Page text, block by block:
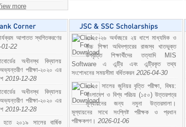
more
আপাতত স্থগিতকরণের
01-22
অধীনস্থ বিদ্যালয়
পরীক্ষা-২০২০ এর
2019-12-28
অধীনস্থ বিদ্যালয়
পরীক্ষা-২০২০ এর
2019-12-28
২০১৯ সালের বার্ষিক
২০২৫-২৬ অর্থবছরে ২য় ধাপে মাধ্যমিক ও
উচ্চ শিক্ষা অধিদপ্তরের রাজস্ব খাতভুক্ত
উপবৃত্তি শিক্ষার্থীদের তত্যাদি MIS
Software এ এন্ট্রি এবং এন্ট্রিকৃত তথ্য
সংশোধনের সময়সীমা বর্ধিতকরন 2026-04-30
২০২৫ সালের জুনিয়র বৃত্তি পরীক্ষা, বিষয়:
বাংলাদেশ ও বিশ্ব পরিচয় (১৫০) উত্তরপত্র
মূল্যায়নের জন্য নমুনা উত্তরমালা।
মূল্যায়নের সাথে সংশ্লিষ্ট পরীক্ষক ও প্রধান
পরীক্ষকগণ। 2026-01-06